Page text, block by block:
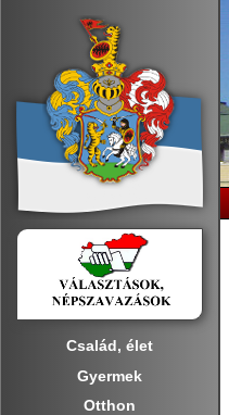
Család, élet
Gyermek
Otthon